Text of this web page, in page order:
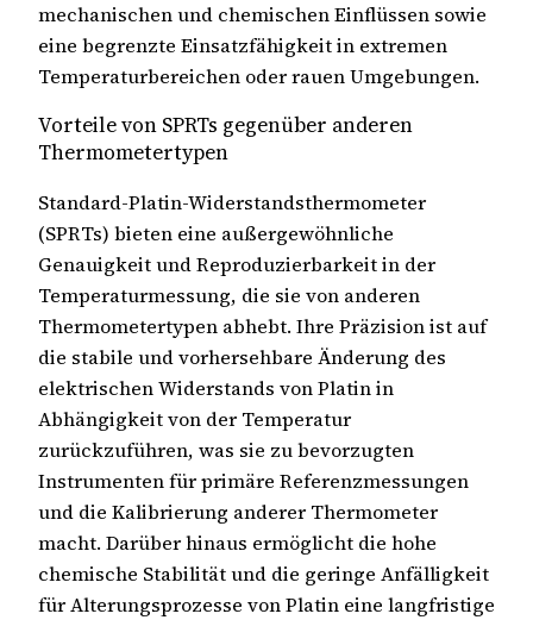
mechanischen und chemischen Einflüssen sowie
eine begrenzte Einsatzfähigkeit in extremen
Temperaturbereichen oder rauen Umgebungen.
Vorteile von SPRTs gegenüber anderen
Thermometertypen
Standard-Platin-Widerstandsthermometer
(SPRTs) bieten eine außergewöhnliche
Genauigkeit und Reproduzierbarkeit in der
Temperaturmessung, die sie von anderen
Thermometertypen abhebt. Ihre Präzision ist auf
die stabile und vorhersehbare Änderung des
elektrischen Widerstands von Platin in
Abhängigkeit von der Temperatur
zurückzuführen, was sie zu bevorzugten
Instrumenten für primäre Referenzmessungen
und die Kalibrierung anderer Thermometer
macht. Darüber hinaus ermöglicht die hohe
chemische Stabilität und die geringe Anfälligkeit
für Alterungsprozesse von Platin eine langfristige